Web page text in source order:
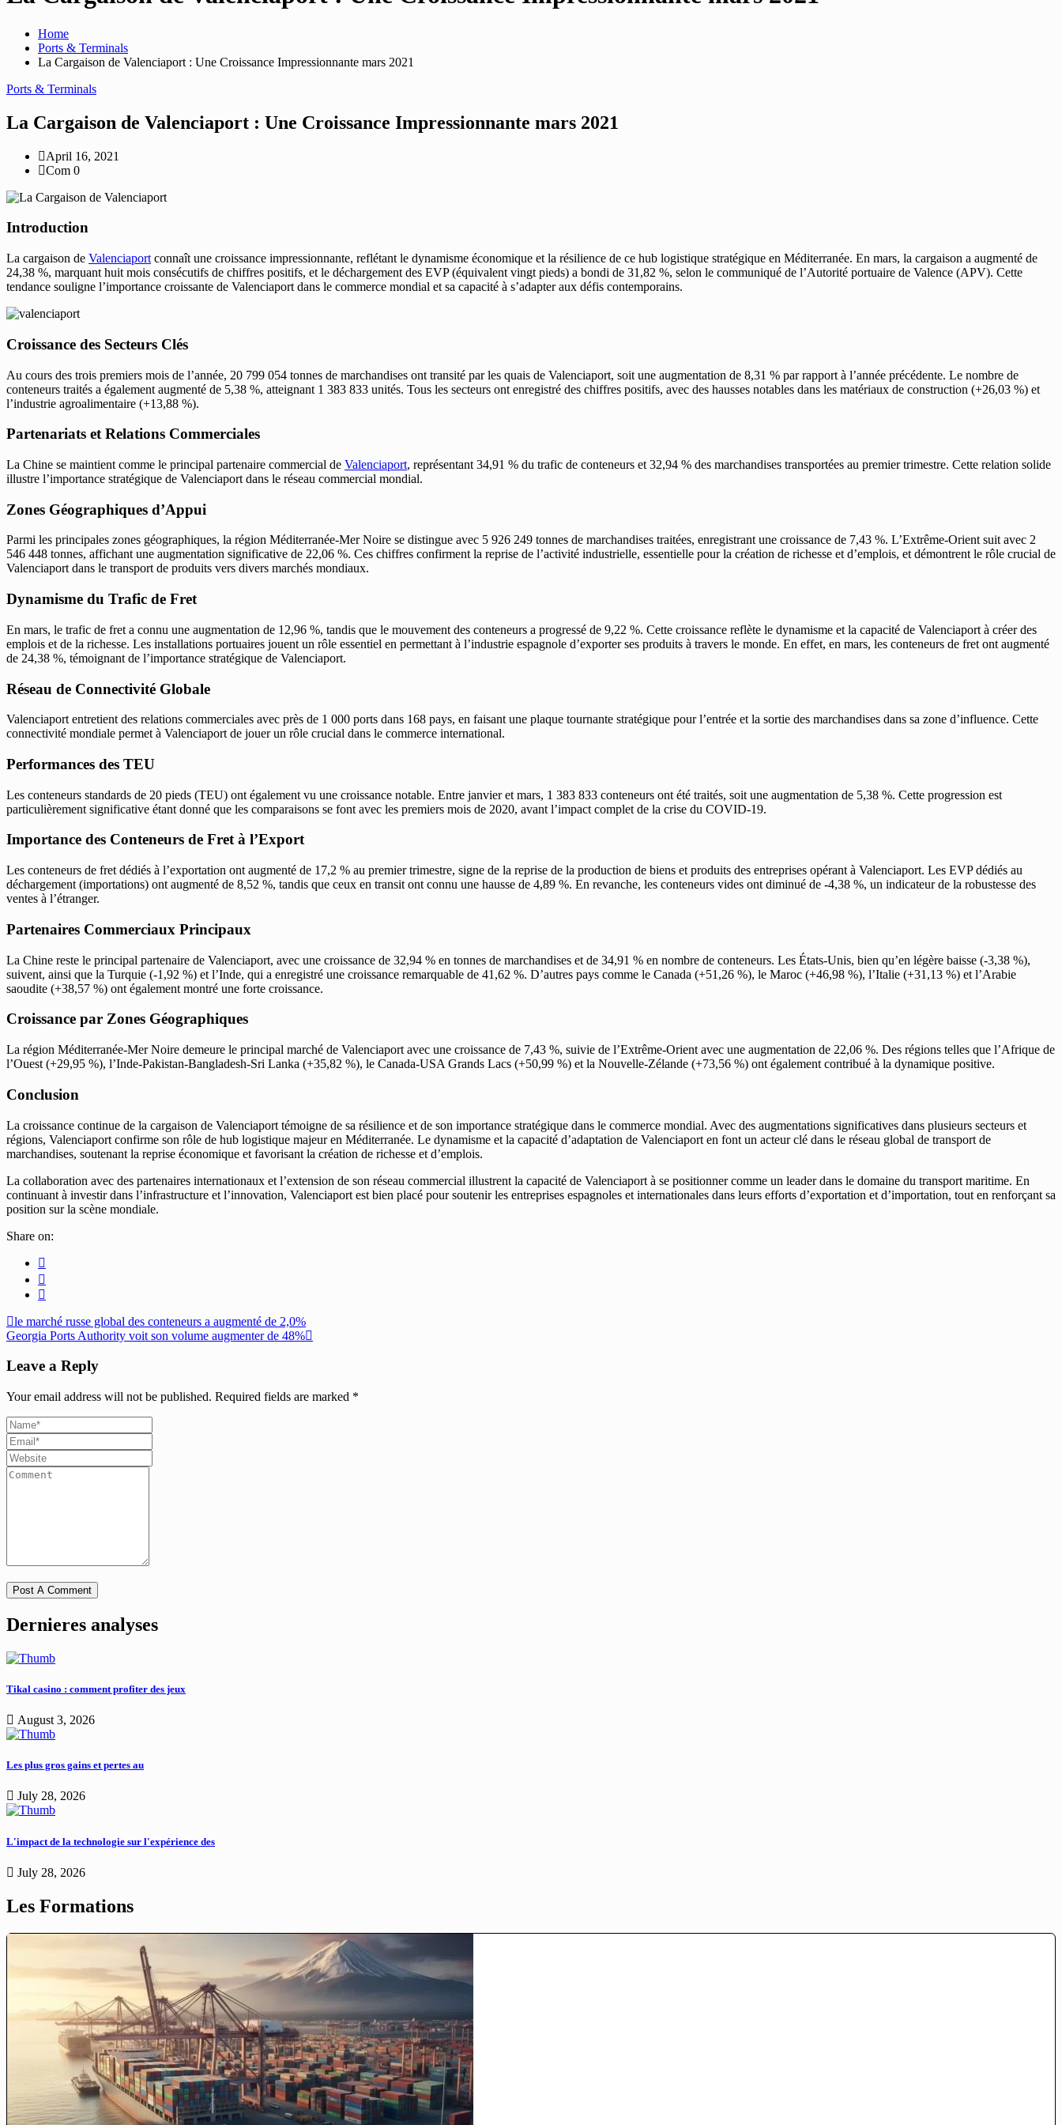
Home
Ports & Terminals
La Cargaison de Valenciaport : Une Croissance Impressionnante mars 2021
Ports & Terminals
La Cargaison de Valenciaport : Une Croissance Impressionnante mars 2021
April 16, 2021
Com 0
Introduction
La cargaison de Valenciaport connaît une croissance impressionnante, reflétant le dynamisme économique et la résilience de ce hub logistique stratégique en Méditerranée. En mars, la cargaison a augmenté de
24,38 %, marquant huit mois consécutifs de chiffres positifs, et le déchargement des EVP (équivalent vingt pieds) a bondi de 31,82 %, selon le communiqué de l’Autorité portuaire de Valence (APV). Cette
tendance souligne l’importance croissante de Valenciaport dans le commerce mondial et sa capacité à s’adapter aux défis contemporains.
Croissance des Secteurs Clés
Au cours des trois premiers mois de l’année, 20 799 054 tonnes de marchandises ont transité par les quais de Valenciaport, soit une augmentation de 8,31 % par rapport à l’année précédente. Le nombre de
conteneurs traités a également augmenté de 5,38 %, atteignant 1 383 833 unités. Tous les secteurs ont enregistré des chiffres positifs, avec des hausses notables dans les matériaux de construction (+26,03 %) et
l’industrie agroalimentaire (+13,88 %).
Partenariats et Relations Commerciales
La Chine se maintient comme le principal partenaire commercial de Valenciaport, représentant 34,91 % du trafic de conteneurs et 32,94 % des marchandises transportées au premier trimestre. Cette relation solide
illustre l’importance stratégique de Valenciaport dans le réseau commercial mondial.
Zones Géographiques d’Appui
Parmi les principales zones géographiques, la région Méditerranée-Mer Noire se distingue avec 5 926 249 tonnes de marchandises traitées, enregistrant une croissance de 7,43 %. L’Extrême-Orient suit avec 2
546 448 tonnes, affichant une augmentation significative de 22,06 %. Ces chiffres confirment la reprise de l’activité industrielle, essentielle pour la création de richesse et d’emplois, et démontrent le rôle crucial de
Valenciaport dans le transport de produits vers divers marchés mondiaux.
Dynamisme du Trafic de Fret
En mars, le trafic de fret a connu une augmentation de 12,96 %, tandis que le mouvement des conteneurs a progressé de 9,22 %. Cette croissance reflète le dynamisme et la capacité de Valenciaport à créer des
emplois et de la richesse. Les installations portuaires jouent un rôle essentiel en permettant à l’industrie espagnole d’exporter ses produits à travers le monde. En effet, en mars, les conteneurs de fret ont augmenté
de 24,38 %, témoignant de l’importance stratégique de Valenciaport.
Réseau de Connectivité Globale
Valenciaport entretient des relations commerciales avec près de 1 000 ports dans 168 pays, en faisant une plaque tournante stratégique pour l’entrée et la sortie des marchandises dans sa zone d’influence. Cette
connectivité mondiale permet à Valenciaport de jouer un rôle crucial dans le commerce international.
Performances des TEU
Les conteneurs standards de 20 pieds (TEU) ont également vu une croissance notable. Entre janvier et mars, 1 383 833 conteneurs ont été traités, soit une augmentation de 5,38 %. Cette progression est
particulièrement significative étant donné que les comparaisons se font avec les premiers mois de 2020, avant l’impact complet de la crise du COVID-19.
Importance des Conteneurs de Fret à l’Export
Les conteneurs de fret dédiés à l’exportation ont augmenté de 17,2 % au premier trimestre, signe de la reprise de la production de biens et produits des entreprises opérant à Valenciaport. Les EVP dédiés au
déchargement (importations) ont augmenté de 8,52 %, tandis que ceux en transit ont connu une hausse de 4,89 %. En revanche, les conteneurs vides ont diminué de -4,38 %, un indicateur de la robustesse des
ventes à l’étranger.
Partenaires Commerciaux Principaux
La Chine reste le principal partenaire de Valenciaport, avec une croissance de 32,94 % en tonnes de marchandises et de 34,91 % en nombre de conteneurs. Les États-Unis, bien qu’en légère baisse (-3,38 %),
suivent, ainsi que la Turquie (-1,92 %) et l’Inde, qui a enregistré une croissance remarquable de 41,62 %. D’autres pays comme le Canada (+51,26 %), le Maroc (+46,98 %), l’Italie (+31,13 %) et l’Arabie
saoudite (+38,57 %) ont également montré une forte croissance.
Croissance par Zones Géographiques
La région Méditerranée-Mer Noire demeure le principal marché de Valenciaport avec une croissance de 7,43 %, suivie de l’Extrême-Orient avec une augmentation de 22,06 %. Des régions telles que l’Afrique de
l’Ouest (+29,95 %), l’Inde-Pakistan-Bangladesh-Sri Lanka (+35,82 %), le Canada-USA Grands Lacs (+50,99 %) et la Nouvelle-Zélande (+73,56 %) ont également contribué à la dynamique positive.
Conclusion
La croissance continue de la cargaison de Valenciaport témoigne de sa résilience et de son importance stratégique dans le commerce mondial. Avec des augmentations significatives dans plusieurs secteurs et
régions, Valenciaport confirme son rôle de hub logistique majeur en Méditerranée. Le dynamisme et la capacité d’adaptation de Valenciaport en font un acteur clé dans le réseau global de transport de
marchandises, soutenant la reprise économique et favorisant la création de richesse et d’emplois.
La collaboration avec des partenaires internationaux et l’extension de son réseau commercial illustrent la capacité de Valenciaport à se positionner comme un leader dans le domaine du transport maritime. En
continuant à investir dans l’infrastructure et l’innovation, Valenciaport est bien placé pour soutenir les entreprises espagnoles et internationales dans leurs efforts d’exportation et d’importation, tout en renforçant sa
position sur la scène mondiale.
Share on:
le marché russe global des conteneurs a augmenté de 2,0%
Georgia Ports Authority voit son volume augmenter de 48%
Leave a Reply
Your email address will not be published. Required fields are marked *
Dernieres analyses
Tikal casino : comment profiter des jeux
August 3, 2026
Les plus gros gains et pertes au
July 28, 2026
L'impact de la technologie sur l'expérience des
July 28, 2026
Les Formations